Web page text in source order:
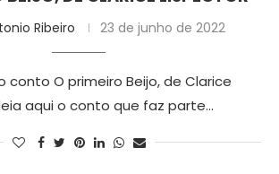
Ribeiro 23 de junho de 2022
conto O primeiro Beijo, de Clarice
aqui o conto que faz parte…